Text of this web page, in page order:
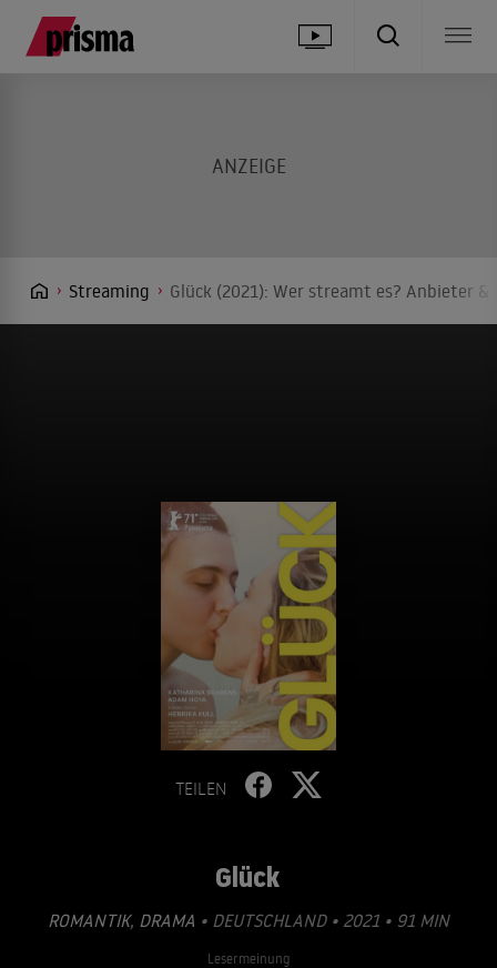
Streaming Glück (2021): Wer streamt es? Anbieter &
TEILEN
Glück
ROMANTIK, DRAMA • DEUTSCHLAND • 2021 • 91 MIN
Lesermeinung